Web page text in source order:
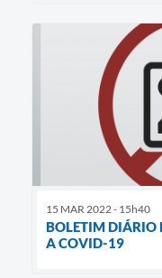
15 MAR 2022 - 15h40
BOLETIM DIÁRIO
A COVID-19